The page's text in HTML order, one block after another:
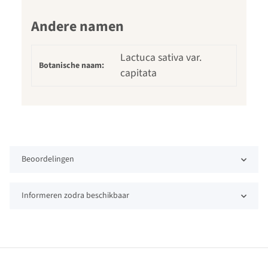
Andere namen
Botanische naam:
Lactuca sativa var.
capitata
Beoordelingen
Informeren zodra beschikbaar